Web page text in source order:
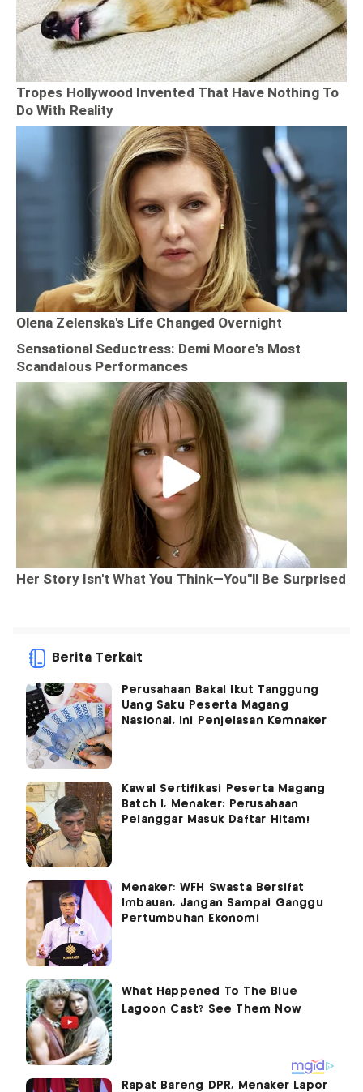
Berita Terkait
Perusahaan Bakal Ikut Tanggung
Uang Saku Peserta Magang
Nasional, Ini Penjelasan Kemnaker
Kawal Sertifikasi Peserta Magang
Batch I, Menaker: Perusahaan
Pelanggar Masuk Daftar Hitam!
Menaker: WFH Swasta Bersifat
Imbauan, Jangan Sampai Ganggu
Pertumbuhan Ekonomi
Rapat Bareng DPR, Menaker Lapor